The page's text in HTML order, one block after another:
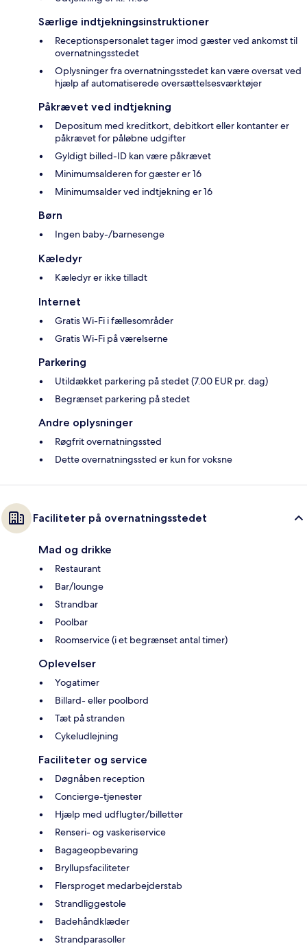
Særlige indtjekningsinstruktioner
Receptionspersonalet tager imod gæster ved ankomst til
overnatningsstedet
Oplysninger fra overnatningsstedet kan være oversat ved
hjælp af automatiserede oversættelsesværktøjer
Påkrævet ved indtjekning
Depositum med kreditkort, debitkort eller kontanter er
påkrævet for påløbne udgifter
Gyldigt billed-ID kan være påkrævet
Minimumsalderen for gæster er 16
Minimumsalder ved indtjekning er 16
Børn
Ingen baby-/barnesenge
Kæledyr
Kæledyr er ikke tilladt
Internet
Gratis Wi-Fi i fællesområder
Gratis Wi-Fi på værelserne
Parkering
Utildækket parkering på stedet (7.00 EUR pr. dag)
Begrænset parkering på stedet
Andre oplysninger
Røgfrit overnatningssted
Dette overnatningssted er kun for voksne
Faciliteter på overnatningsstedet
Mad og drikke
Restaurant
Bar/lounge
Strandbar
Poolbar
Roomservice (i et begrænset antal timer)
Oplevelser
Yogatimer
Billard- eller poolbord
Tæt på stranden
Cykeludlejning
Faciliteter og service
Døgnåben reception
Concierge-tjenester
Hjælp med udflugter/billetter
Renseri- og vaskeriservice
Bagageopbevaring
Bryllupsfaciliteter
Flersproget medarbejderstab
Strandliggestole
Badehåndklæder
Strandparasoller